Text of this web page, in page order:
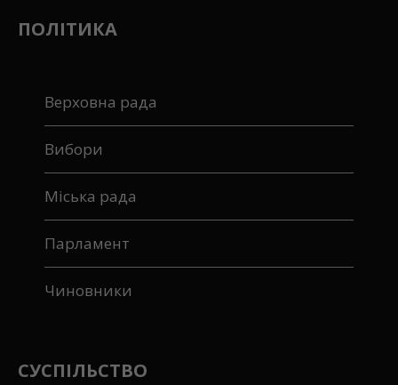
ПОЛІТИКА
Верховна рада
Вибори
Міська рада
Парламент
Чиновники
СУСПІЛЬСТВО